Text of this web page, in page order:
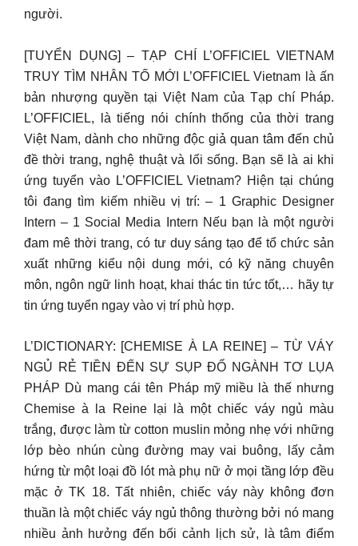
người.
[TUYỂN DỤNG] – TẠP CHÍ L’OFFICIEL VIETNAM
TRUY TÌM NHÂN TỐ MỚI L’OFFICIEL Vietnam là ấn
bản nhượng quyền tại Việt Nam của Tạp chí Pháp.
L’OFFICIEL, là tiếng nói chính thống của thời trang
Việt Nam, dành cho những độc giả quan tâm đến chủ
đề thời trang, nghệ thuật và lối sống. Bạn sẽ là ai khi
ứng tuyển vào L’OFFICIEL Vietnam? Hiện tại chúng
tôi đang tìm kiếm nhiều vị trí: – 1 Graphic Designer
Intern – 1 Social Media Intern Nếu bạn là một người
đam mê thời trang, có tư duy sáng tạo để tổ chức sản
xuất những kiểu nội dung mới, có kỹ năng chuyên
môn, ngôn ngữ linh hoạt, khai thác tin tức tốt,… hãy tự
tin ứng tuyển ngay vào vị trí phù hợp.
L’DICTIONARY: [CHEMISE À LA REINE] – TỪ VÁY
NGỦ RẺ TIỀN ĐẾN SỰ SỤP ĐỔ NGÀNH TƠ LỤA
PHÁP Dù mang cái tên Pháp mỹ miều là thế nhưng
Chemise à la Reine lại là một chiếc váy ngủ màu
trắng, được làm từ cotton muslin mỏng nhẹ với những
lớp bèo nhún cùng đường may vai buông, lấy cảm
hứng từ một loại đồ lót mà phụ nữ ở mọi tầng lớp đều
mặc ở TK 18. Tất nhiên, chiếc váy này không đơn
thuần là một chiếc váy ngủ thông thường bởi nó mang
nhiều ảnh hưởng đến bối cảnh lịch sử, là tâm điểm